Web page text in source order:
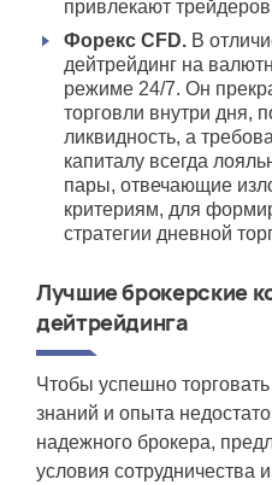
привлекают трейдеров
Форекс CFD. В
дейтрейдинг на
режиме 24/7. Он
торговли внутри дня,
ликвидность, а
капиталу всегда
пары, отвечающие
критериям, для
стратегии дневной
Лучшие брокерские
дейтрейдинга
Чтобы успешно
знаний и опыта
надежного брокера,
условия сотрудничества